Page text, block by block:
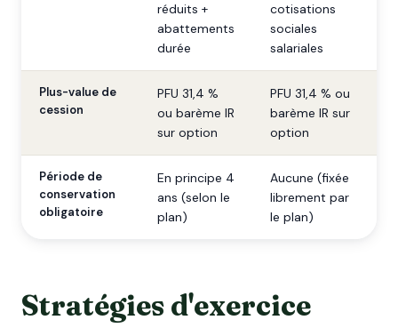
réduits +
abattements
durée
cotisations
sociales
salariales
Plus-value de
cession
PFU 31,4 %
ou barème IR
sur option
PFU 31,4 % ou
barème IR sur
option
Période de
conservation
obligatoire
En principe 4
ans (selon le
plan)
Aucune (fixée
librement par
le plan)
Stratégies d'exercice